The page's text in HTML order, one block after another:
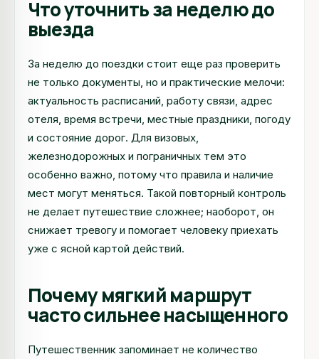
Что уточнить за неделю до
выезда
За неделю до поездки стоит еще раз проверить
не только документы, но и практические мелочи:
актуальность расписаний, работу связи, адрес
отеля, время встречи, местные праздники, погоду
и состояние дорог. Для визовых,
железнодорожных и пограничных тем это
особенно важно, потому что правила и наличие
мест могут меняться. Такой повторный контроль
не делает путешествие сложнее; наоборот, он
снижает тревогу и помогает человеку приехать
уже с ясной картой действий.
Почему мягкий маршрут
часто сильнее насыщенного
Путешественник запоминает не количество